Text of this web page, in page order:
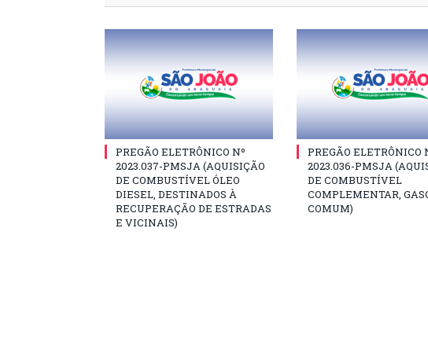
PREGÃO ELETRÔNICO Nº
2023.037-PMSJA (AQUISIÇÃO
DE COMBUSTÍVEL ÓLEO
DIESEL, DESTINADOS À
RECUPERAÇÃO DE ESTRADAS
E VICINAIS)
PREGÃO ELETRÔNICO
2023.036-PMSJA
DE COMBUSTÍVEL
COMPLEMENTAR,
COMUM)